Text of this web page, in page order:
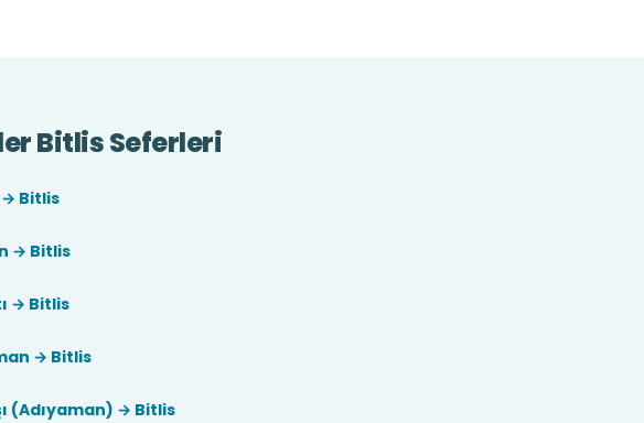
Bitlis Seferleri
Bitlis
→ Bitlis
→ Bitlis
→ Bitlis
(Adıyaman) → Bitlis